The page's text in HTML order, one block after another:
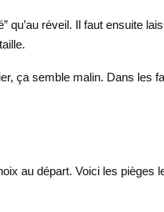
qu’au réveil. Il faut ensuite
ça semble malin. Dans les
au départ. Voici les